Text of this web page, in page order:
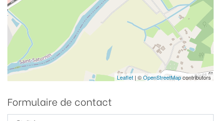
Leaflet | ©OpenStreetMapcontributors
Formulaire de contact